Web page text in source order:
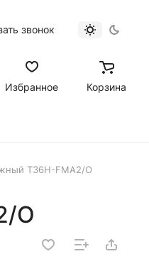
звонок
Избранное Корзина
T36H-FMA2/O
O